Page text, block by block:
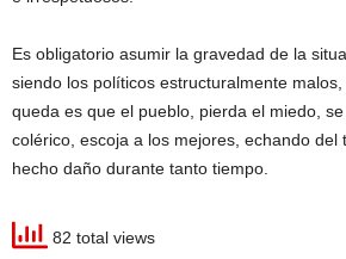
Es obligatorio asumir la gravedad de la
siendo los políticos estructuralmente
queda es que el pueblo, pierda el miedo, se
colérico, escoja a los mejores, echando del
hecho daño durante tanto tiempo.
82 total views